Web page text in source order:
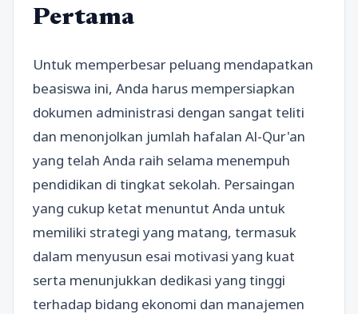
Pertama
Untuk memperbesar peluang mendapatkan
beasiswa ini, Anda harus mempersiapkan
dokumen administrasi dengan sangat teliti
dan menonjolkan jumlah hafalan Al-Qur'an
yang telah Anda raih selama menempuh
pendidikan di tingkat sekolah. Persaingan
yang cukup ketat menuntut Anda untuk
memiliki strategi yang matang, termasuk
dalam menyusun esai motivasi yang kuat
serta menunjukkan dedikasi yang tinggi
terhadap bidang ekonomi dan manajemen